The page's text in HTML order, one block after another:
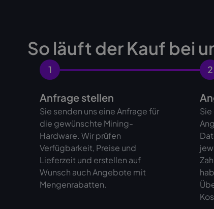
So läuft der Kauf bei
1
Anfrage stellen
Sie senden uns eine Anfrage für
die gewünschte Mining-
Hardware. Wir prüfen
Verfügbarkeit, Preise und
Lieferzeit und erstellen auf
Wunsch auch Angebote mit
Mengenrabatten.
2